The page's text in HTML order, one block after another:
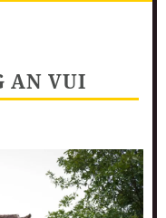
AN VUI